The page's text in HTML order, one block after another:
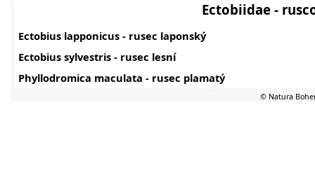
Ectobiidae -
Ectobius lapponicus - rusec laponský
Ectobius sylvestris - rusec lesní
Phyllodromica maculata - rusec plamatý
© Natura